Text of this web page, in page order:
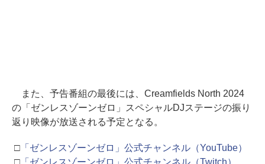
また、予告番組の最後には、Creamfields North 2024
の「ゼンレスゾーンゼロ」スペシャルDJステージの振り
返り映像が放送される予定となる。
□「ゼンレスゾーンゼロ」公式チャンネル（YouTube）
□「ゼンレスゾーンゼロ」公式チャンネル（Twitch）